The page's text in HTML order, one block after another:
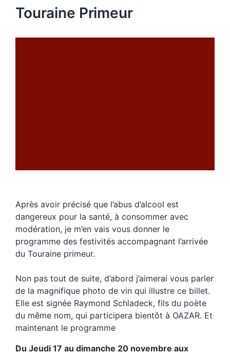
Touraine Primeur
Après avoir précisé que l’abus d’alcool est
dangereux pour la santé, à consommer avec
modération, je m’en vais vous donner le
programme des festivités accompagnant l’arrivée
du Touraine primeur.
Non pas tout de suite, d’abord j’aimerai vous parler
de la magnifique photo de vin qui illustre ce billet.
Elle est signée Raymond Schladeck, fils du poète
du même nom, qui participera bientôt à OAZAR. Et
maintenant le programme
Du Jeudi 17 au dimanche 20 novembre aux